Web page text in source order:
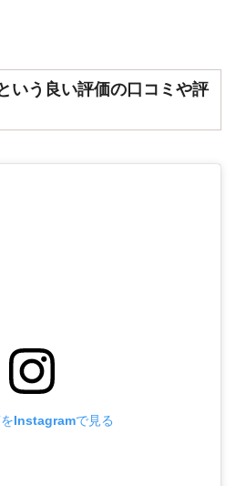
いう良い評価の口コミや評
Instagramで見る